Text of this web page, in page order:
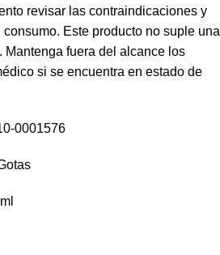
revisar las contraindicaciones y
Este producto no suple una
fuera del alcance los
si se encuentra en estado de
0001576